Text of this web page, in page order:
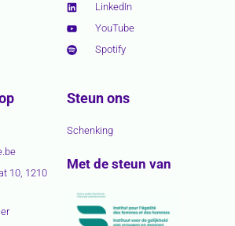
LinkedIn
YouTube
Spotify
10, 1210
Steun ons
Schenking
Met de steun van